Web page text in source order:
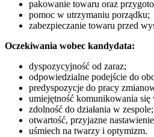
pakowanie towaru oraz
pomoc w utrzymaniu porządku;
zabezpieczanie towaru przed
Oczekiwania wobec kandydata:
dyspozycyjność od zaraz;
odpowiedzialne podejście do
predyspozycje do pracy
umiejętność komunikowania
zdolność do działania w zespole;
otwartość, przyjazne
uśmiech na twarzy i optymizm.